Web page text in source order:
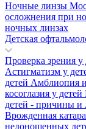
Ночные линзы
осложнения при
ночных линзах
Детская
Проверка зрения у
Астигматизм у
детей Амблиопия
косоглазия у детей
детей - причины и
Врожденная
недоношенных